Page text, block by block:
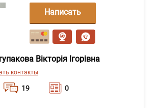
Вікторія Ігорівна
контакты
19 0
Написать
сообщение